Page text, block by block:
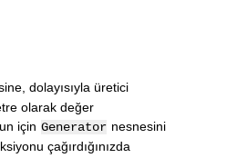
dolayısıyla üretici
olarak değer
için Generator nesnesini
çağırdığınızda